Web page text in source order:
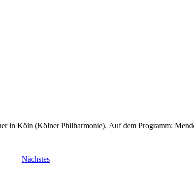
in Köln (Kölner Philharmonie). Auf dem Programm:
Nächstes